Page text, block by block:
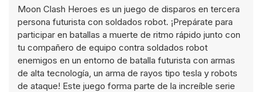
Moon Clash Heroes es un juego de disparos en tercera
persona futurista con soldados robot. ¡Prepárate para
participar en batallas a muerte de ritmo rápido junto con
tu compañero de equipo contra soldados robot
enemigos en un entorno de batalla futurista con armas
de alta tecnología, un arma de rayos tipo tesla y robots
de ataque! Este juego forma parte de la increíble serie